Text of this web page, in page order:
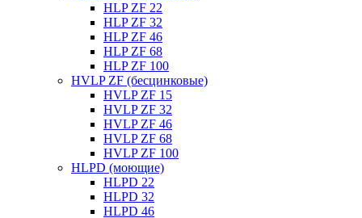
HLP ZF 22
HLP ZF 32
HLP ZF 46
HLP ZF 68
HLP ZF 100
HVLP ZF (бесцинковые)
HVLP ZF 15
HVLP ZF 32
HVLP ZF 46
HVLP ZF 68
HVLP ZF 100
HLPD (моющие)
HLPD 22
HLPD 32
HLPD 46